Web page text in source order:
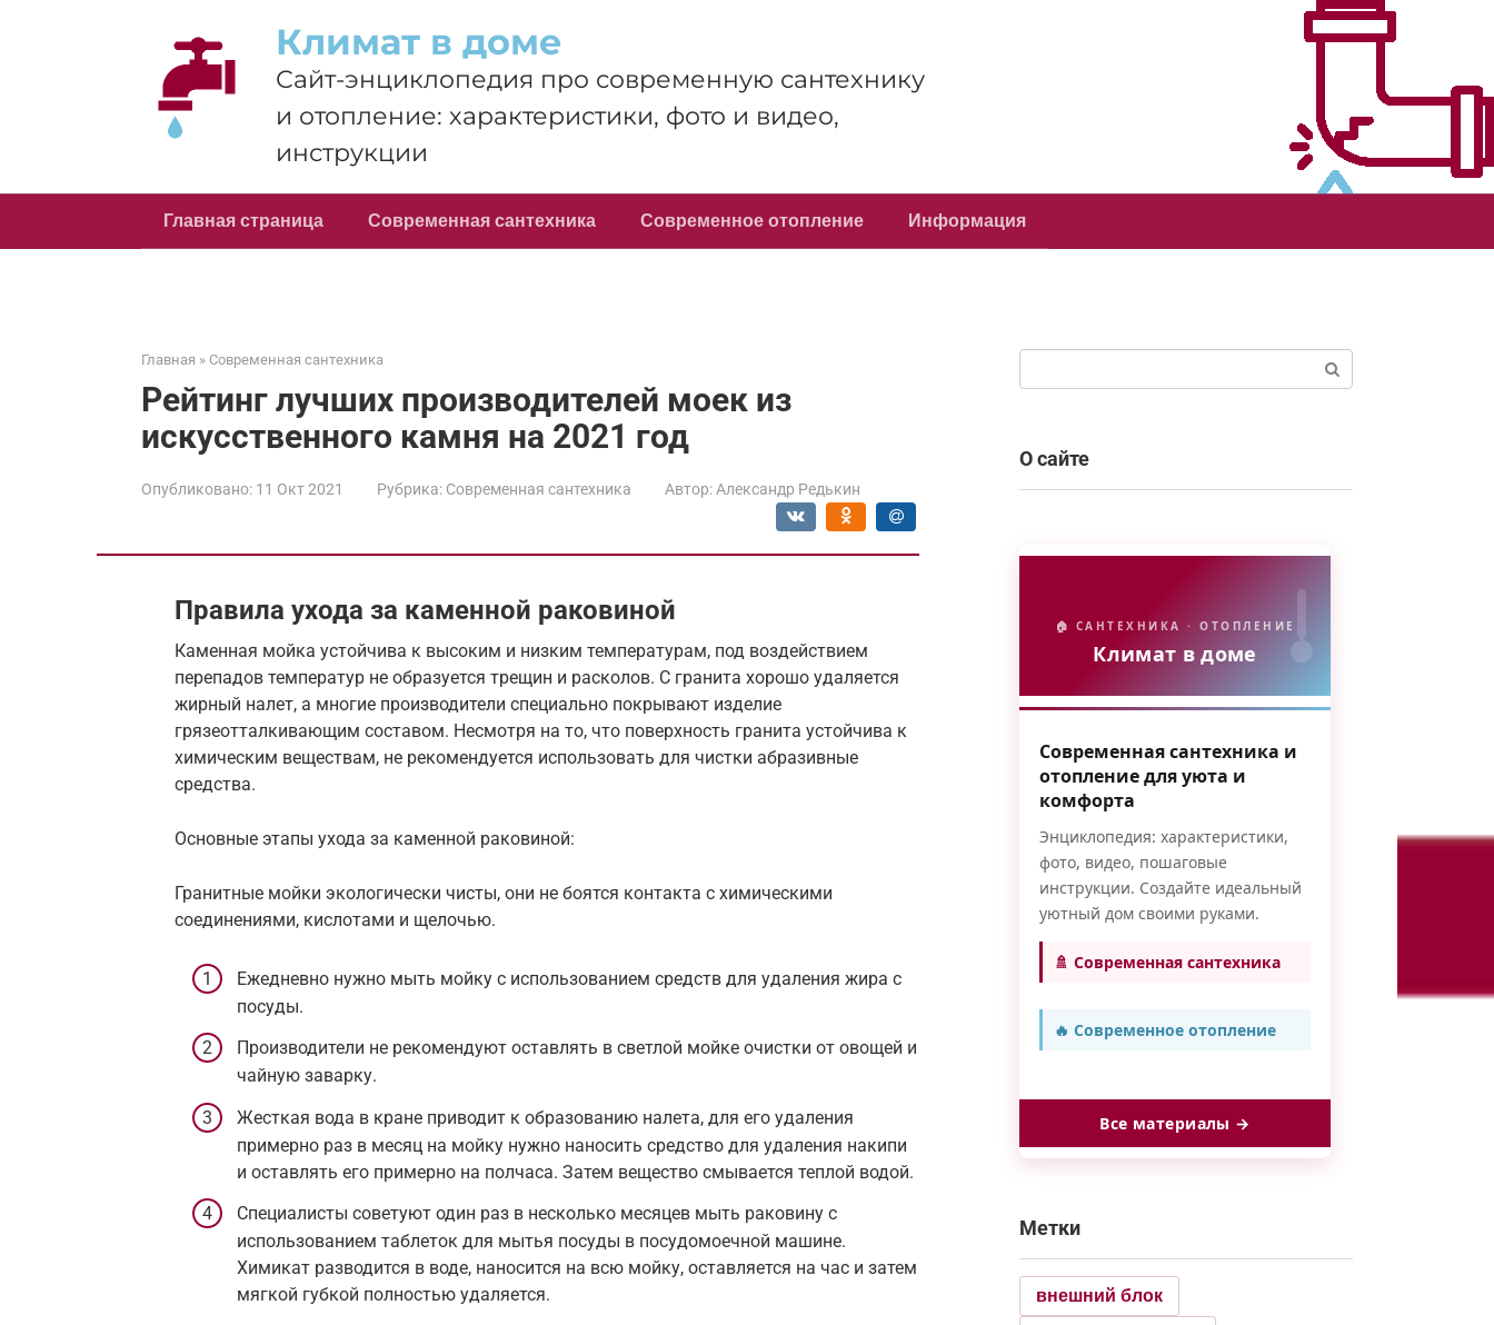
Климат в доме
Сайт-энциклопедия про современную сантехнику
и отопление: характеристики, фото и видео,
инструкции
Главная страница Современная сантехника Современное отопление Информация
Главная » Современная сантехника
Рейтинг лучших производителей моек из
искусственного камня на 2021 год
Опубликовано: 11 Окт 2021 Рубрика: Современная сантехника Автор: Александр Редькин
Правила ухода за каменной раковиной
Каменная мойка устойчива к высоким и низким температурам, под воздействием
перепадов температур не образуется трещин и расколов. С гранита хорошо удаляется
жирный налет, а многие производители специально покрывают изделие
грязеотталкивающим составом. Несмотря на то, что поверхность гранита устойчива к
химическим веществам, не рекомендуется использовать для чистки абразивные
средства.
Основные этапы ухода за каменной раковиной:
Гранитные мойки экологически чисты, они не боятся контакта с химическими
соединениями, кислотами и щелочью.
Ежедневно нужно мыть мойку с использованием средств для удаления жира с
посуды.
Производители не рекомендуют оставлять в светлой мойке очистки от овощей и
чайную заварку.
Жесткая вода в кране приводит к образованию налета, для его удаления
примерно раз в месяц на мойку нужно наносить средство для удаления накипи
и оставлять его примерно на полчаса. Затем вещество смывается теплой водой.
Специалисты советуют один раз в несколько месяцев мыть раковину с
использованием таблеток для мытья посуды в посудомоечной машине.
Химикат разводится в воде, наносится на всю мойку, оставляется на час и затем
мягкой губкой полностью удаляется.
О сайте
🏠 САНТЕХНИКА · ОТОПЛЕНИЕ
Климат в доме
Современная сантехника и
отопление для уюта и
комфорта
Энциклопедия: характеристики,
фото, видео, пошаговые
инструкции. Создайте идеальный
уютный дом своими руками.
🚿 Современная сантехника
🔥 Современное отопление
Все материалы →
Метки
внешний блок